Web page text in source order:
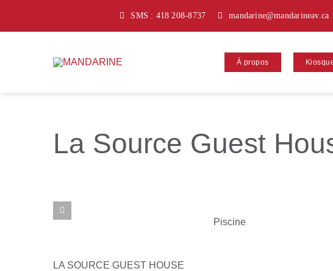
SMS : 418 208-8737 mandarine@mandarineav.ca
À propos
La Source Guest
Piscine
LA SOURCE GUEST HOUSE